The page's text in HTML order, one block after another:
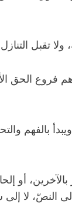
التنازل
أو
لا